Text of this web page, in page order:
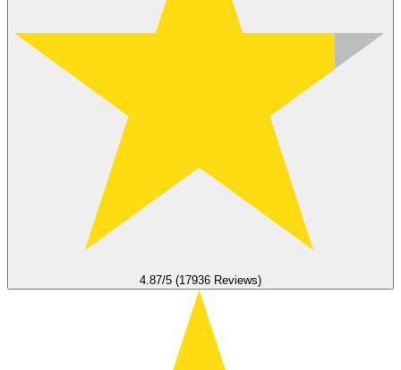
4.87/5 (17936 Reviews)